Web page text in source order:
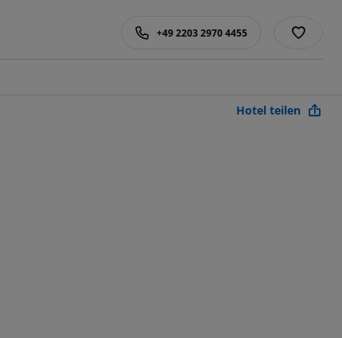
+49 2203 2970 4455
Hotel teilen